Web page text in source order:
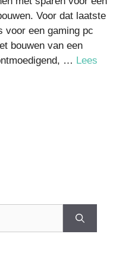
Voor dat laatste
voor een gaming pc
bouwen van een
… Lees